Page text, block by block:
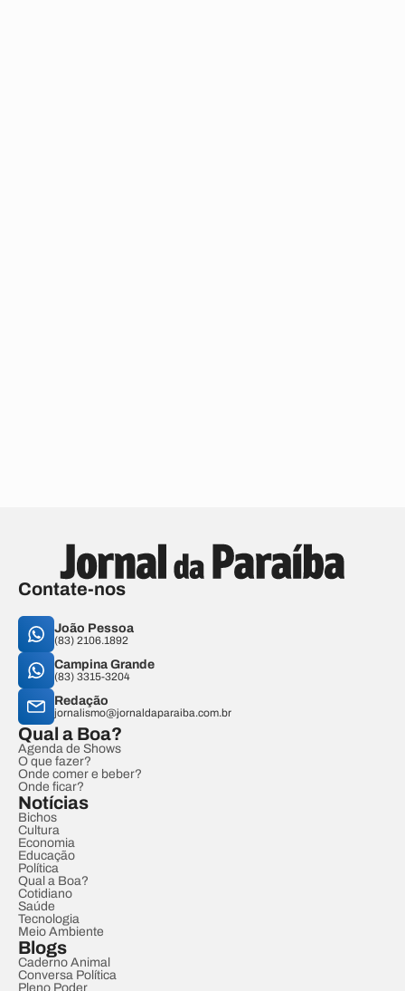
Contate-nos
João Pessoa
(83) 2106.1892
Campina Grande
(83) 3315-3204
Redação
jornalismo@jornaldaparaiba.com.br
Qual a Boa?
Agenda de Shows
O que fazer?
Onde comer e beber?
Onde ficar?
Notícias
Bichos
Cultura
Economia
Educação
Política
Qual a Boa?
Cotidiano
Saúde
Tecnologia
Meio Ambiente
Blogs
Caderno Animal
Conversa Política
Pleno Poder